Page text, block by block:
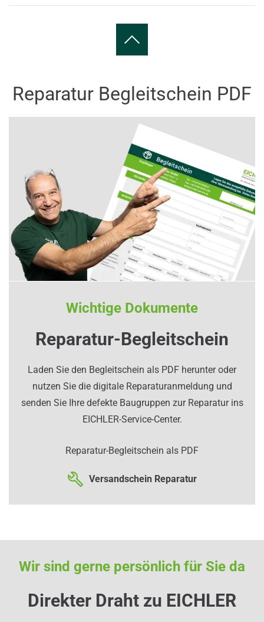
Reparatur Begleitschein PDF
Wichtige Dokumente
Reparatur-Begleitschein
Laden Sie den Begleitschein als PDF herunter oder
nutzen Sie die digitale Reparaturanmeldung und
senden Sie Ihre defekte Baugruppen zur Reparatur ins
EICHLER-Service-Center.
Reparatur-Begleitschein als PDF
Versandschein Reparatur
Wir sind gerne persönlich für Sie da
Direkter Draht zu EICHLER